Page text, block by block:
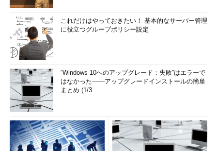
これだけはやっておきたい！ 基本的なサーバー管理
に役立つグループポリシー設定
“Windows 10へのアップグレード：失敗”はエラーで
はなかった――アップグレードインストールの簡単
まとめ (1/3...